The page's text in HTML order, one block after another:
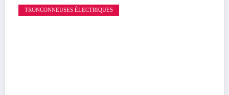
TRONCONNEUSES ÉLECTRIQUES